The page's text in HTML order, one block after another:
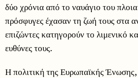
δύο χρόνια από το ναυάγιο του
πρόσφυγες έχασαν τη ζωή τους στα
επιζώντες κατηγορούν το λιμενικό
ευθύνες τους.
Η πολιτική της Ευρωπαϊκής